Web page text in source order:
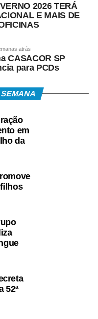
Share
2026 TERÁ
E MAIS DE
atrás
CASACOR SP
para PCDs
em
da
52ª